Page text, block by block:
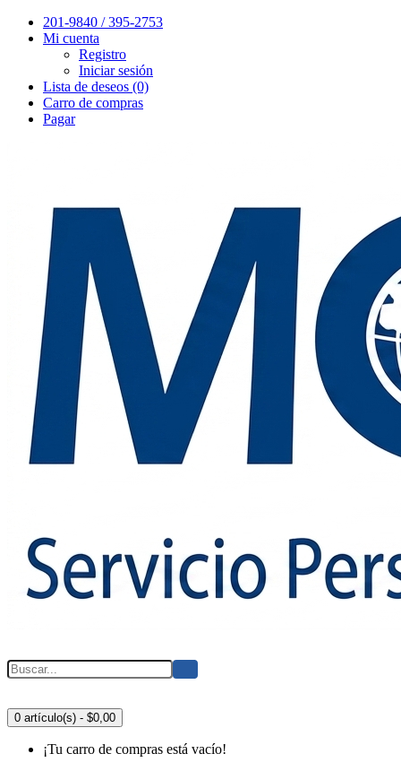
201-9840 / 395-2753
Mi cuenta
Registro
Iniciar sesión
Lista de deseos (0)
Carro de compras
Pagar
0 artículo(s) - $0,00
¡Tu carro de compras está vacío!